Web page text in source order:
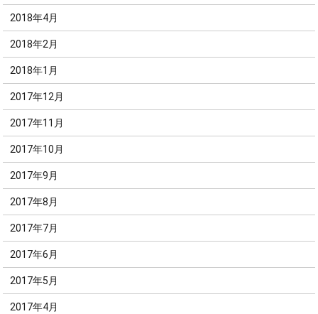
2018年4月
2018年2月
2018年1月
2017年12月
2017年11月
2017年10月
2017年9月
2017年8月
2017年7月
2017年6月
2017年5月
2017年4月